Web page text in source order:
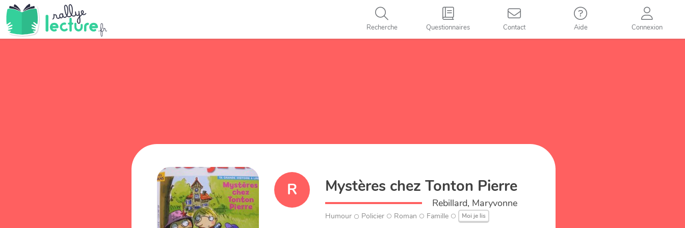
Recherche Questionnaires Contact Aide Connexion
R Mystères chez Tonton Pierre
Rebillard, Maryvonne
Humour Policier Roman Famille Moi je lis